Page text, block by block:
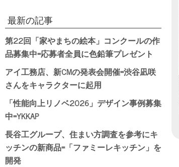
最新の記事
第22回「家やまちの絵本」コンクールの作
品募集中=応募者全員に色鉛筆プレゼント
アイ工務店、新CMの発表会開催=渋谷凪咲
さんをキャラクターに起用
「性能向上リノベ2026」デザイン事例募集
中=YKKAP
長谷工グループ、住まい方調査を参考にキ
ッチンの新商品=「ファミーレキッチン」を
開発